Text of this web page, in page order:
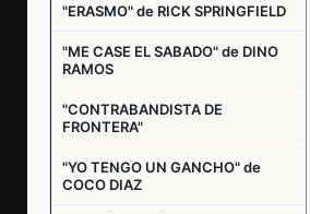
"ERASMO" de RICK SPRINGFIELD
"ME CASE EL SABADO" de DINO
RAMOS
"CONTRABANDISTA DE
FRONTERA"
"YO TENGO UN GANCHO" de
COCO DIAZ